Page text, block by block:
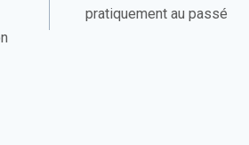
pratiquement au passé